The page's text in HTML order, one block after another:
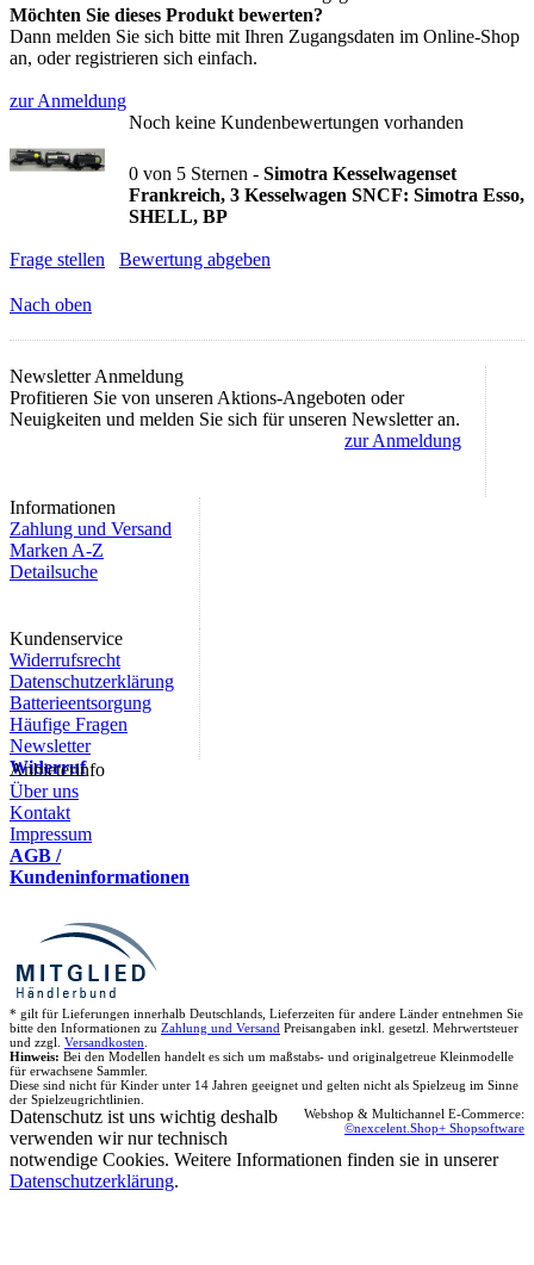
Möchten Sie dieses Produkt bewerten?
Dann melden Sie sich bitte mit Ihren Zugangsdaten im Online-Shop
an, oder registrieren sich einfach.
zur Anmeldung
Noch keine Kundenbewertungen vorhanden
0 von 5 Sternen - Simotra Kesselwagenset
Frankreich, 3 Kesselwagen SNCF: Simotra Esso,
SHELL, BP
Frage stellen Bewertung abgeben
Nach oben
Newsletter Anmeldung
Profitieren Sie von unseren Aktions-Angeboten oder
Neuigkeiten und melden Sie sich für unseren Newsletter an.
zur Anmeldung
Informationen
Zahlung und Versand
Marken A-Z
Detailsuche
Kundenservice
Widerrufsrecht
Datenschutzerklärung
Batterieentsorgung
Häufige Fragen
Newsletter
Widerruf
Anbieterinfo
Über uns
Kontakt
Impressum
AGB /
Kundeninformationen
* gilt für Lieferungen innerhalb Deutschlands, Lieferzeiten für andere Länder entnehmen Sie
bitte den Informationen zu Zahlung und Versand Preisangaben inkl. gesetzl. Mehrwertsteuer
und zzgl. Versandkosten
Hinweis: Bei den Modellen handelt es sich um maßstabs- und originalgetreue Kleinmodelle
für erwachsene Sammler.
Diese sind nicht für Kinder unter 14 Jahren geeignet und gelten nicht als Spielzeug im Sinne
der Spielzeugrichtlinien.
Webshop & Multichannel E-Commerce:
©nexcelent.Shop+ Shopsoftware
Datenschutz ist uns wichtig deshalb
verwenden wir nur technisch
notwendige Cookies. Weitere Informationen finden sie in unserer
Datenschutzerklärung.